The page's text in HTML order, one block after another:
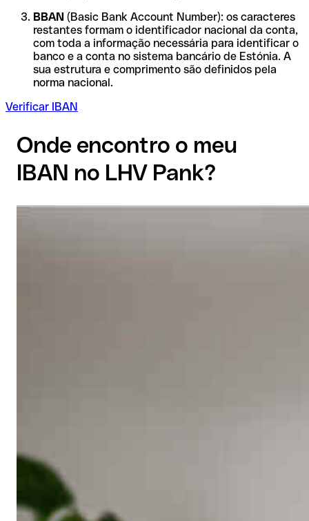
BBAN (Basic Bank Account Number): os caracteres
restantes formam o identificador nacional da conta,
com toda a informação necessária para identificar o
banco e a conta no sistema bancário de Estónia. A
sua estrutura e comprimento são definidos pela
norma nacional.
Verificar IBAN
Onde encontro o meu
IBAN no LHV Pank?